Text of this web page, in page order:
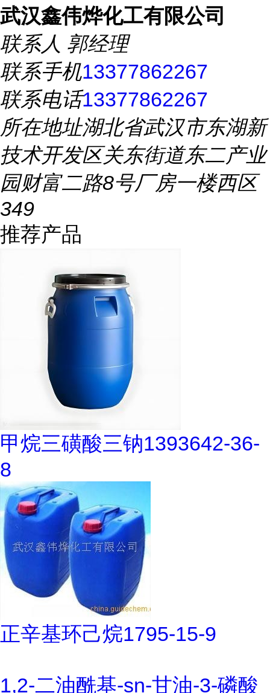
武汉鑫伟烨化工有限公司
联系人 郭经理
联系手机13377862267
联系电话13377862267
所在地址湖北省武汉市东湖新
技术开发区关东街道东二产业
园财富二路8号厂房一楼西区
349
推荐产品
甲烷三磺酸三钠1393642-36-
8
正辛基环己烷1795-15-9
1,2-二油酰基-sn-甘油-3-磷酸